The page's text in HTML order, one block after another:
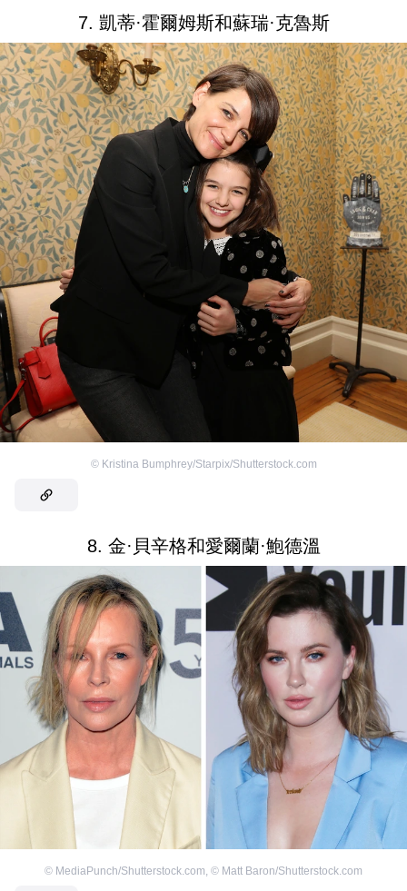
7. 凱蒂·霍爾姆斯和蘇瑞·克魯斯
© Kristina Bumphrey/Starpix/Shutterstock.com
8. 金·貝辛格和愛爾蘭·鮑德溫
© MediaPunch/Shutterstock.com © Matt Baron/Shutterstock.com